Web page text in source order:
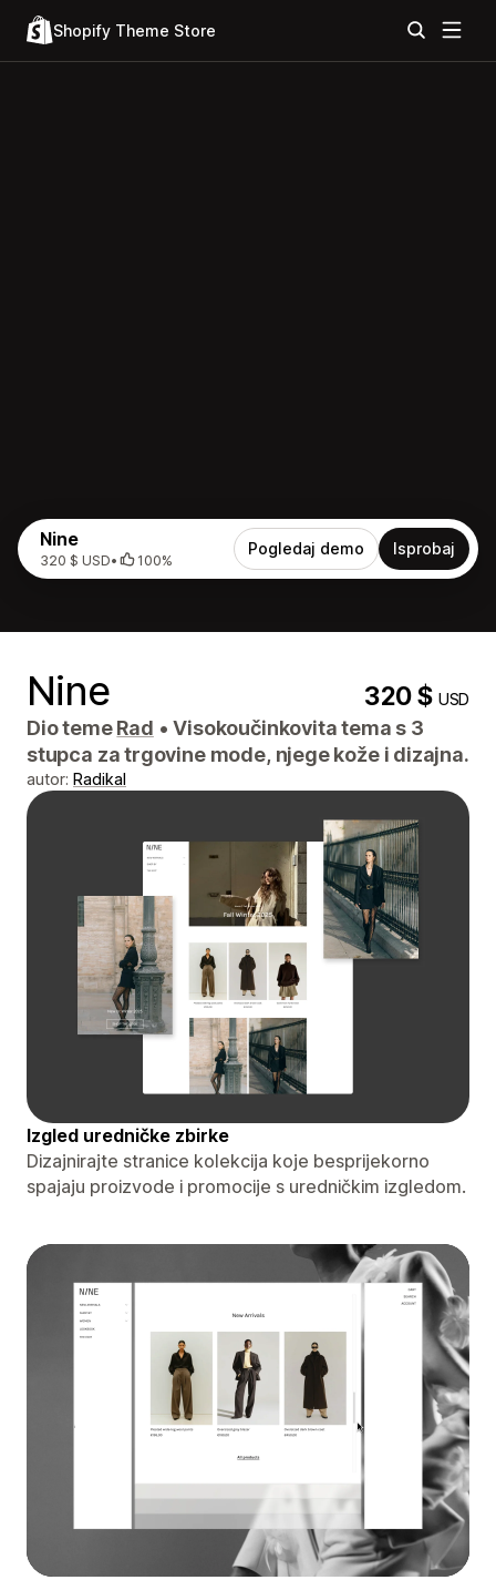
Shopify Theme Store
Nine
320 $ USD• 100%
Pogledaj demo Isprobaj
Nine 320 $USD
Dio temeRad • Visokoučinkovita tema s 3
stupca za trgovine mode, njege kože i dizajna.
autor: Radikal
Izgled uredničke zbirke
Dizajnirajte stranice kolekcija koje besprijekorno
spajaju proizvode i promocije s uredničkim izgledom.